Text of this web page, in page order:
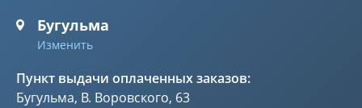
Бугульма
Изменить
Пункт выдачи оплаченных заказов:
Бугульма, В. Воровского, 63